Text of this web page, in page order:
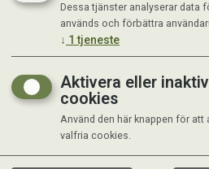
Dessa tjänster analyserar data
används och förbättra
↓ 1 tjeneste
Aktivera eller
cookies
Använd den här knappen för att
valfria cookies.